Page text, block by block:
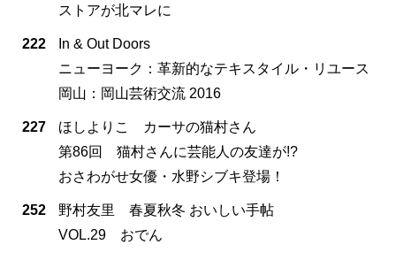
ストアが北マレに
222
In & Out Doors
ニューヨーク：革新的なテキスタイル・リユース
岡山：岡山芸術交流 2016
227
ほしよりこ カーサの猫村さん
第86回 猫村さんに芸能人の友達が!?
おさわがせ女優・水野シブキ登場！
252
野村友里 春夏秋冬 おいしい手帖
VOL.29 おでん